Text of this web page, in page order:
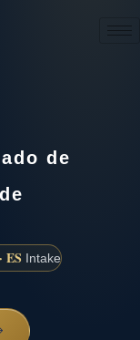
de
ES Intake